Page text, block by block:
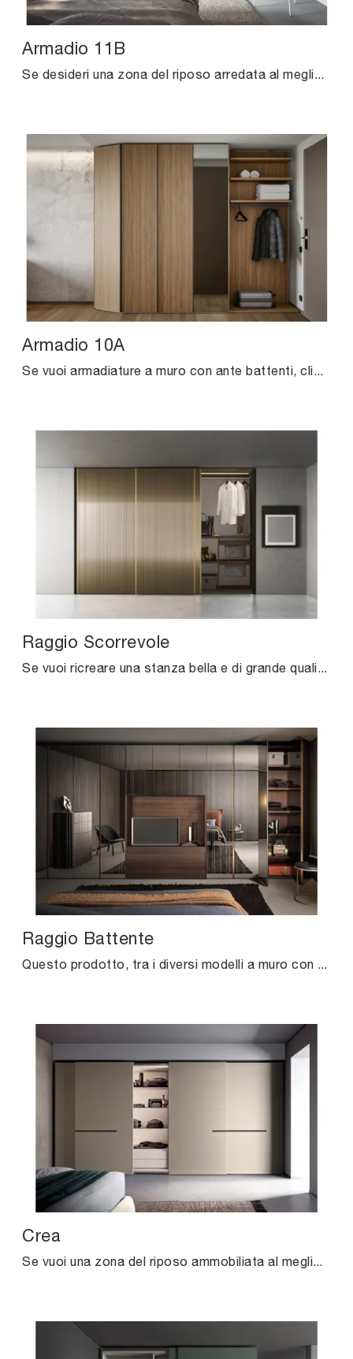
Armadio 11B
Armadio 10A
Se vuoi armadiature a muro con ante battenti, clicca e scopri l'armadio Armadio 10A di Cinquanta3 in melaminico.
Raggio Scorrevole
Se vuoi ricreare una stanza bella e di grande qualità, compila il form o vieni da noi per ottenere infromazioni, novità e tendenze nell'ambito ...
Raggio Battente
Questo prodotto, tra i diversi modelli a muro con ante battenti di Pianca, è garanzia di solidità, eleganza e raffinatezza duraturi nel tempo.
Crea
Se vuoi una zona del riposo ammobiliata al meglio, scegli l'armadio Crea con ante scorrevoli di Pianca!